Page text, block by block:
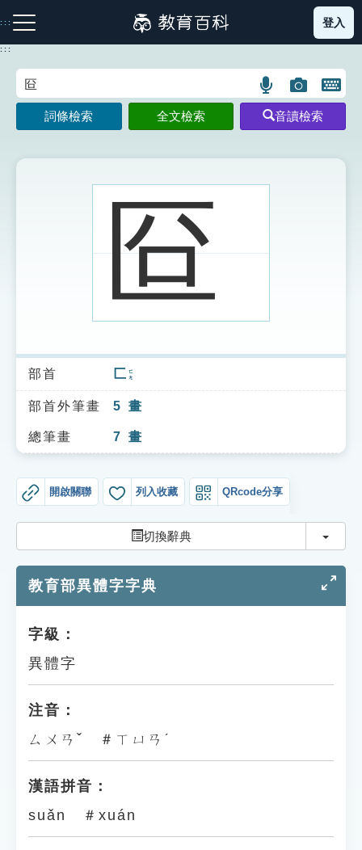
到
主
:::
注音索引圖示 筆畫索引圖示 部首索引表圖示
索引選單
知識索引
單字索引
貓頭鷹博士
登入
:::
語
言
搜
示
圖
片
搜
開
鍵
圖
詞條檢索 全文檢索 音讀檢索
㔯
部首 匚 ㄈㄤ
部首外筆畫 5 畫
總筆畫 7 畫
開啟關聯 列入收藏 QRcode分享
切換辭典 切換
教育部異體字字典
字級：
異體字
注音：
ㄙㄨㄢˇ ＃ㄒㄩㄢˊ
漢語拼音：
suǎn ＃xuán